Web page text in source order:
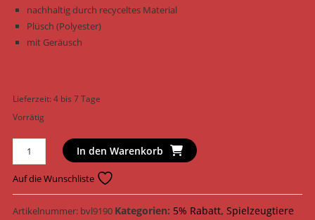
nachhaltig durch recyceltes Material
Plüsch (Polyester)
mit Geräusch
Lieferzeit:4 bis 7 Tage
Vorrätig
Trixie
Hundespielzeug
Be
Eco
Schweinchen
In den Warenkorb
Auf die Wunschliste
Artikelnummer: bvl9190 Kategorien: 5% Rabatt, Spielzeugtiere